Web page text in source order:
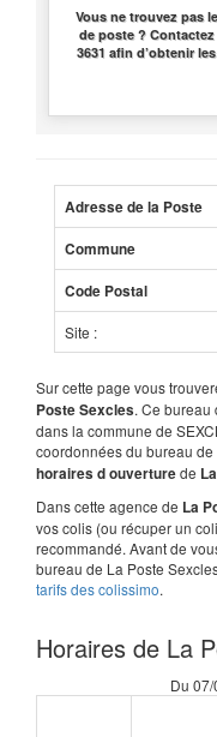
Vous ne trouvez pas
de poste ?
3631 afin d’obtenir
Adresse de la Poste
Commune
Code Postal
Site :
Sur cette page vous
Poste Sexcles. Ce bureau
dans la commune de
coordonnées du bureau
horaires d ouverturede
Dans cette agence de La
vos colis (ou récuper un
recommandé. Avant de
bureau de La Poste
tarifs des colissimo.
Horaires de La
Du